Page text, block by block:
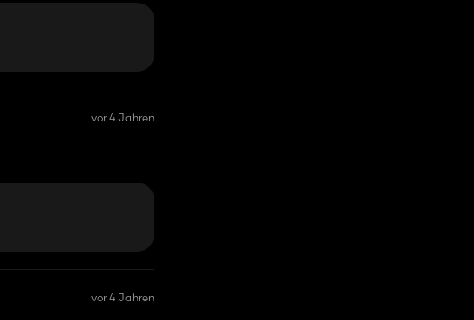
vor 4 Jahren
vor 4 Jahren